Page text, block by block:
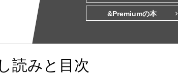
&Premiumの本
読みと目次